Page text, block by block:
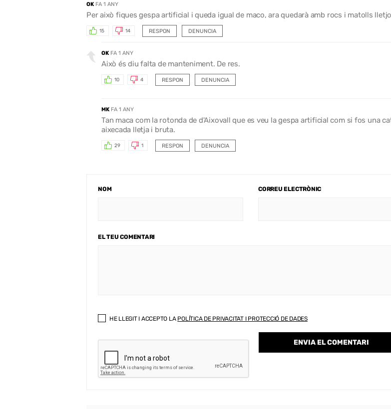
OK FA 1 ANY
Per això fiques gespa artificial i queda igual de maco, ara quedarà amb rocs i matolls
RESPON
15 14 DENUNCIA
OK FA 1 ANY
Això és diu falta de manteniment. De res.
RESPON
10 4 DENUNCIA
MK FA 1 ANY
Tan maca com la rotonda de d'Aixovall que es veu la gespa artificial com si fos una
aixecada lletja i bruta.
RESPON
29 1 DENUNCIA
NOM CORREU ELECTRÒNIC
EL TEU COMENTARI
HE LLEGIT I ACCEPTO LA POLÍTICA DE PRIVACITAT I PROTECCIÓ DE DADES